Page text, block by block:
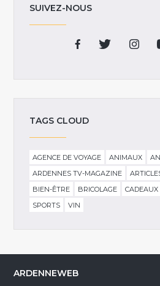
SUIVEZ-NOUS
TAGS CLOUD
AGENCE DE VOYAGE ANIMAUX
ARDENNES TV-MAGAZINE
BIEN-ÊTRE
BRICOLAGE CADEAUX
SPORTS
VIN
ARDENNEWEB